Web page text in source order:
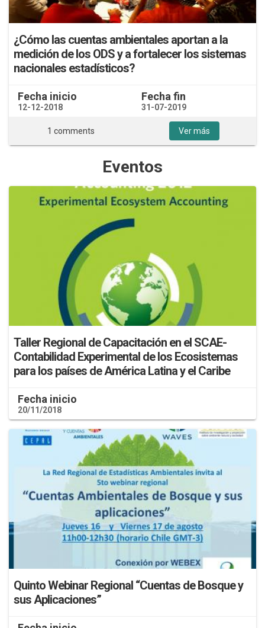
¿Cómo las cuentas ambientales aportan a la
medición de los ODS y a fortalecer los sistemas
nacionales estadísticos?
Fecha inicio
12-12-2018
Fecha fin
31-07-2019
1 comments Ver más
Eventos
Taller Regional de Capacitación en el SCAE-
Contabilidad Experimental de los Ecosistemas
para los países de América Latina y el Caribe
Fecha inicio
20/11/2018
Quinto Webinar Regional “Cuentas de Bosque y
sus Aplicaciones”